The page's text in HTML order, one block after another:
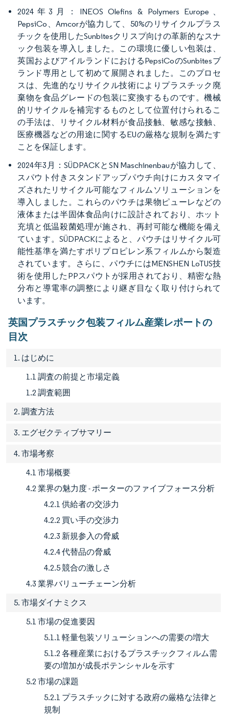
2024年3月：INEOS Olefins & Polymers Europe、
PepsiCo、Amcorが協力して、50%のリサイクルプラス
チックを使用したSunbitesクリスプ向けの革新的なスナ
ック包装を導入しました。この環境に優しい包装は、
英国およびアイルランドにおけるPepsiCoのSunbitesブ
ランド専用として初めて展開されました。このプロセ
スは、先進的なリサイクル技術によりプラスチック廃
棄物を食品グレードの包装に変換するものです。機械
的リサイクルを補完するものとして位置付けられるこ
の手法は、リサイクル材料が食品接触、敏感な接触、
医療機器などの用途に関するEUの厳格な規制を満たす
ことを保証します。
2024年3月：SÜDPACKとSN Maschinenbauが協力して、
スパウト付きスタンドアップパウチ向けにカスタマイ
ズされたリサイクル可能なフィルムソリューションを
導入しました。これらのパウチは果物ピューレなどの
液体または半固体食品向けに設計されており、ホット
充填と低温殺菌処理が施され、再封可能な機能を備え
ています。SÜDPACKによると、パウチはリサイクル可
能性基準を満たすポリプロピレン系フィルムから製造
されています。さらに、パウチにはMENSHEN LoTUS技
術を使用したPPスパウトが採用されており、精密な熱
分布と導電率の調整により継ぎ目なく取り付けられて
います。
英国プラスチック包装フィルム産業レポートの
目次
1. はじめに
1.1 調査の前提と市場定義
1.2 調査範囲
2. 調査方法
3. エグゼクティブサマリー
4. 市場考察
4.1 市場概要
4.2 業界の魅力度 - ポーターのファイブフォース分析
4.2.1 供給者の交渉力
4.2.2 買い手の交渉力
4.2.3 新規参入の脅威
4.2.4 代替品の脅威
4.2.5 競合の激しさ
4.3 業界バリューチェーン分析
5. 市場ダイナミクス
5.1 市場の促進要因
5.1.1 軽量包装ソリューションへの需要の増大
5.1.2 各種産業におけるプラスチックフィルム需
要の増加が成長ポテンシャルを示す
5.2 市場の課題
5.2.1 プラスチックに対する政府の厳格な法律と
規制